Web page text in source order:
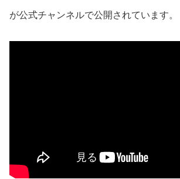
が公式チャンネルで公開されています。